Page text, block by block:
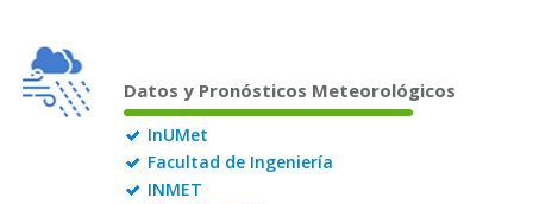
Datos y Pronósticos Meteorológicos
InUMet
Facultad de Ingeniería
INMET